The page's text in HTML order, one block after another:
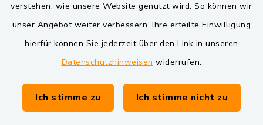
verstehen, wie unsere Website genutzt wird. So können wir
unser Angebot weiter verbessern. Ihre erteilte Einwilligung
hierfür können Sie jederzeit über den Link in unseren
Datenschutzhinweisen widerrufen.
Ich stimme zu Ich stimme nicht zu
VG und Gemeinden
Markt Schwarzenfeld
Gemeinde Schwarzach bei Nabburg
Verwaltungsgemeinschaft Schwarzenfeld